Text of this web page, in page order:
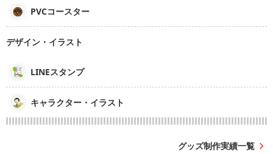
PVCコースター
デザイン・イラスト
LINEスタンプ
キャラクター・イラスト
グッズ制作実績一覧